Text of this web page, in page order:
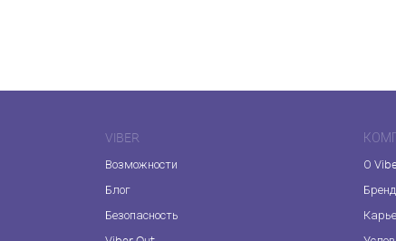
VIBER
Возможности
Блог
Безопасность
О